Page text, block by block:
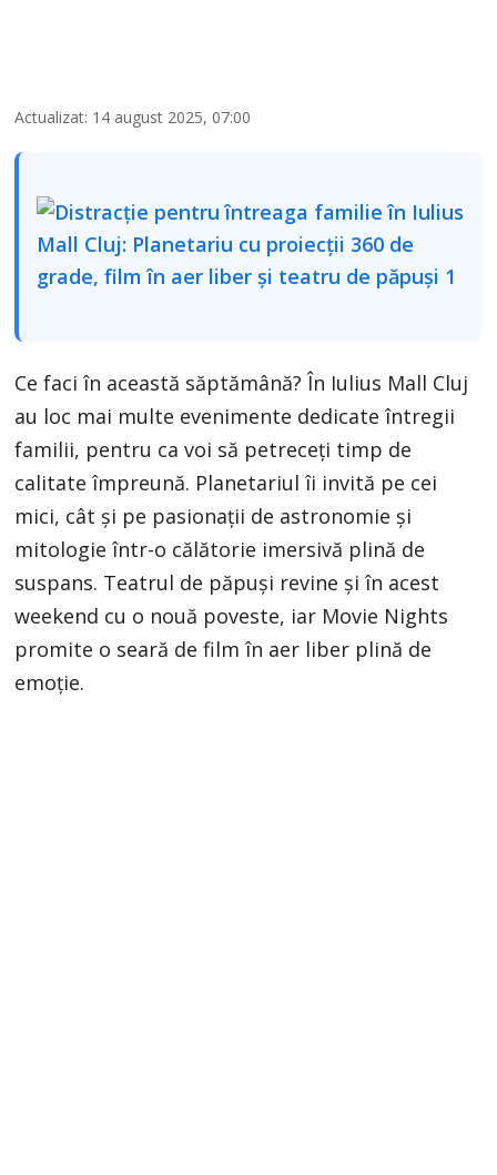
Actualizat: 14 august 2025, 07:00
Ce faci în această săptămână? În Iulius Mall Cluj
au loc mai multe evenimente dedicate întregii
familii, pentru ca voi să petreceți timp de
calitate împreună. Planetariul îi invită pe cei
mici, cât și pe pasionații de astronomie și
mitologie într-o călătorie imersivă plină de
suspans. Teatrul de păpuși revine și în acest
weekend cu o nouă poveste, iar Movie Nights
promite o seară de film în aer liber plină de
emoție.